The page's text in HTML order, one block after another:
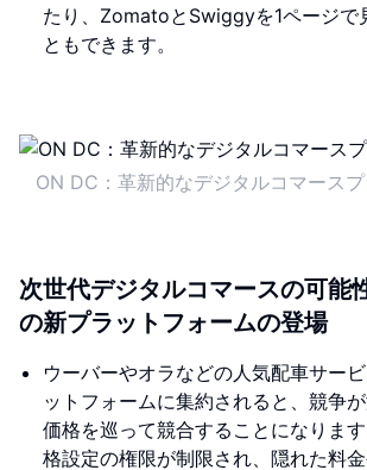
たり、ZomatoとSwiggyを1ページで
ともできます。
ON DC：革新的なデジタルコマース
次世代デジタルコマースの可能
の新プラットフォームの登場
ウーバーやオラなどの人気配車サー
ットフォームに集約されると、競争
価格を巡って競合することになりま
格設定の権限が制限され、隠れた料